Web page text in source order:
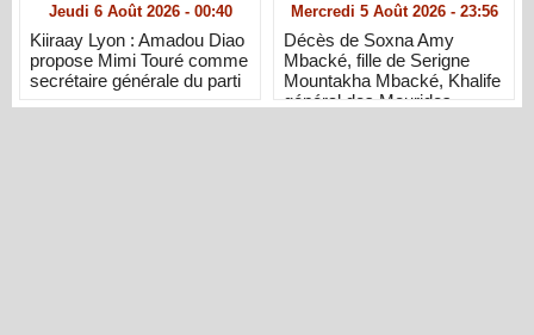
Jeudi 6 Août 2026 - 00:40
Kiiraay Lyon : Amadou Diao
propose Mimi Touré comme
secrétaire générale du parti
Mercredi 5 Août 2026 - 23:56
Décès de Soxna Amy
Mbacké, fille de Serigne
Mountakha Mbacké, Khalife
général des Mourides